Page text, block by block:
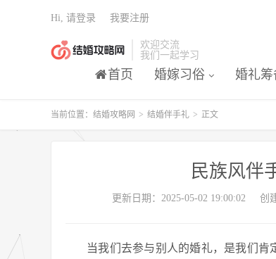
欢迎交流
我们一起学习
首页 婚嫁习俗 婚礼筹
Hi, 请登录 我要注册
当前位置： 结婚攻略网 > 结婚伴手礼 > 正文
民族风伴
更新日期：2025-05-02 19:00:02 创
当我们去参与别人的婚礼，是我们